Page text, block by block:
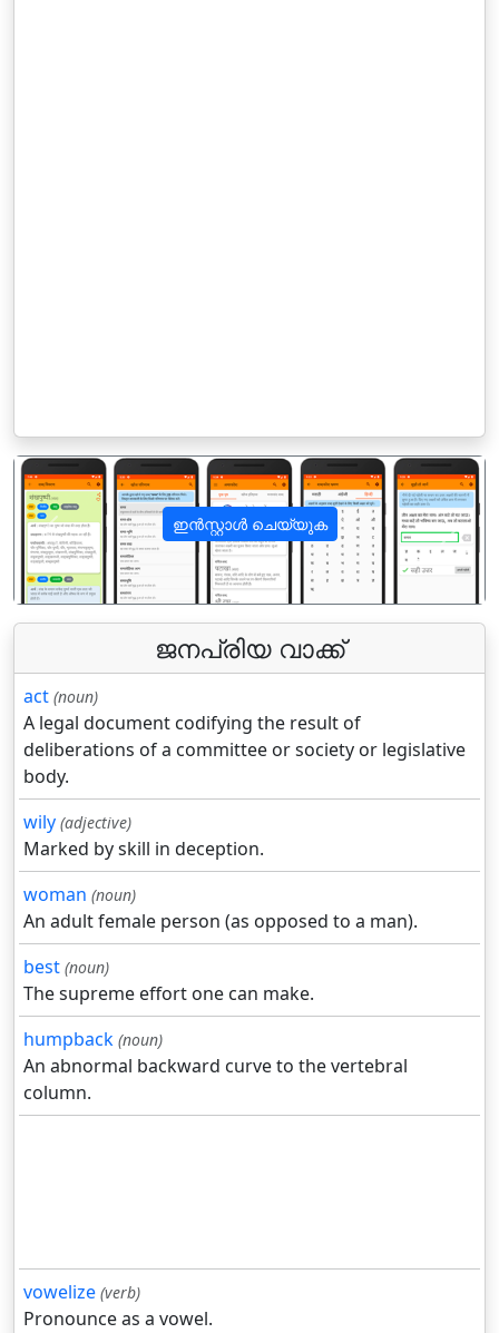
ഇൻസ്റ്റാൾ ചെയ്യുക
पिछला अगला
ജനപ്രിയ വാക്ക്
act (noun)
A legal document codifying the result of
deliberations of a committee or society or legislative
body.
wily (adjective)
Marked by skill in deception.
woman (noun)
An adult female person (as opposed to a man).
best (noun)
The supreme effort one can make.
humpback (noun)
An abnormal backward curve to the vertebral
column.
vowelize (verb)
Pronounce as a vowel.